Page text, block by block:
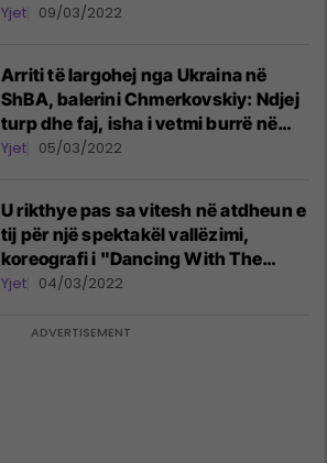
nënshtetësia ukrainase
Yjet 09/03/2022
Arriti të largohej nga Ukraina në
ShBA, balerini Chmerkovskiy: Ndjej
turp dhe faj, isha i vetmi burrë në
trenin e mbushur me gra dhe fëmijë
Yjet 05/03/2022
U rikthye pas sa vitesh në atdheun e
tij për një spektakël vallëzimi,
koreografi i "Dancing With The
Stars" ngeci në Ukrainë dhe mezi u
Yjet 04/03/2022